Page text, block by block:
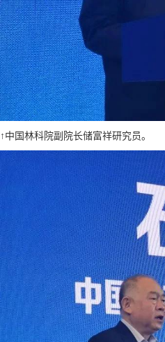
↑中国林科院副院长储富祥研究员。